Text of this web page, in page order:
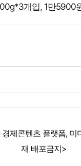
개입, 1만5900
제콘텐츠 플랫폼, 미
재 배포금지>